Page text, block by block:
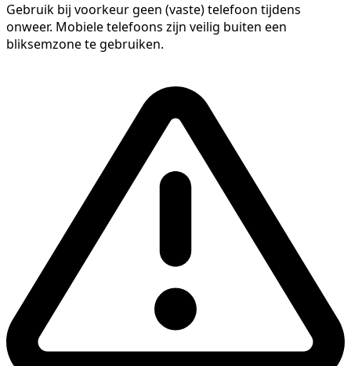
Gebruik bij voorkeur geen (vaste) telefoon tijdens
onweer. Mobiele telefoons zijn veilig buiten een
bliksemzone te gebruiken.